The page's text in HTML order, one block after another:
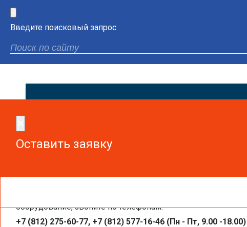
Введите поисковый запрос
Оставить заявку
оборудование, звоните по телефонам:
+7 (812) 275-60-77, +7 (812) 577-16-46 (Пн - Пт, 9.00 -18.00)
Оставить заявку
Защитные экраны для внутренних